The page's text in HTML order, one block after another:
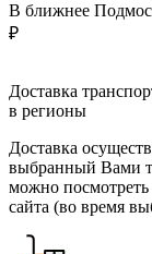
В ближнее
₽
Доставка
в регионы
Доставка
выбранный Вами
можно посмотреть
сайта (во время